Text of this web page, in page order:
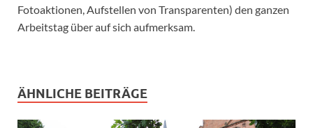
Fotoaktionen, Aufstellen von Transparenten) den ganzen
Arbeitstag über auf sich aufmerksam.
ÄHNLICHE BEITRÄGE